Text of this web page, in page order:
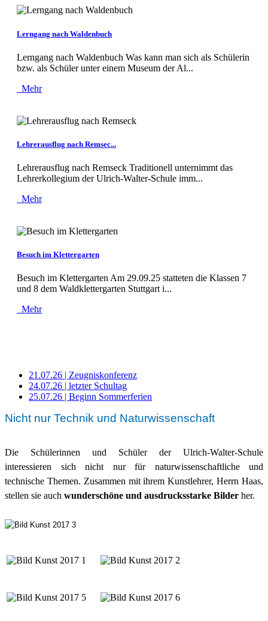
Lerngang nach Waldenbuch
Lerngang nach Waldenbuch Was kann man sich als Schülerin
bzw. als Schüler unter einem Museum der Al...
Mehr
Lehrerausflug nach Remsec...
Lehrerausflug nach Remseck Traditionell unternimmt das
Lehrerkollegium der Ulrich-Walter-Schule imm...
Mehr
Besuch im Klettergarten
Besuch im Klettergarten Am 29.09.25 statteten die Klassen 7
und 8 dem Waldklettergarten Stuttgart i...
Mehr
21.07.26 | Zeugniskonferenz
24.07.26 | letzter Schultag
25.07.26 | Beginn Sommerferien
Nicht nur Technik und Naturwissenschaft
Die Schülerinnen und Schüler der Ulrich-Walter-Schule
interessieren sich nicht nur für naturwissenschaftliche und
technische Themen. Zusammen mit ihrem Kunstlehrer, Herrn Haas,
stellen sie auch wunderschöne und ausdrucksstarke Bilder her.